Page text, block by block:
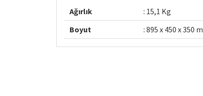
Ağırlık : 15,1 Kg
Boyut
: 895 x 450 x 350